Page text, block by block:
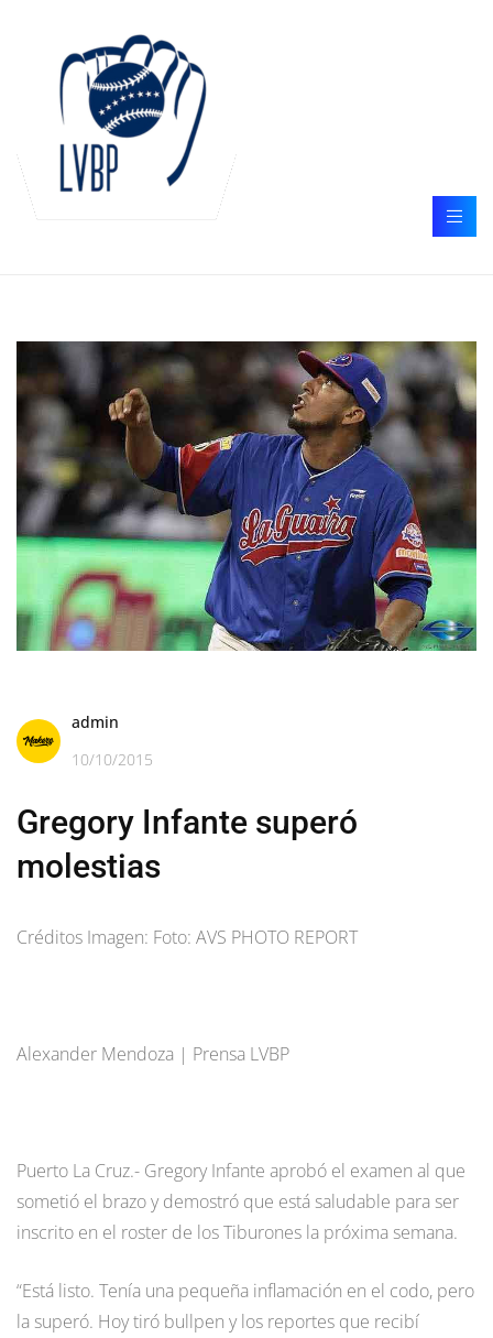
admin
10/10/2015
Gregory Infante superó
molestias
Créditos Imagen: Foto: AVS PHOTO REPORT
Alexander Mendoza | Prensa LVBP
Puerto La Cruz.- Gregory Infante aprobó el examen al que
sometió el brazo y demostró que está saludable para ser
inscrito en el roster de los Tiburones la próxima semana.
“Está listo. Tenía una pequeña inflamación en el codo, pero
la superó. Hoy tiró bullpen y los reportes que recibí